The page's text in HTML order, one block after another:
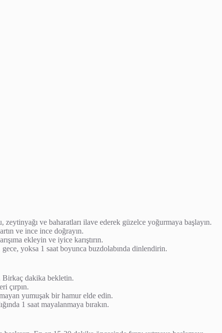
zeytinyağı ve baharatları ilave ederek güzelce yoğurmaya başlayın.
ve ince ince doğrayın.
ekleyin ve iyice karıştırın.
yoksa 1 saat boyunca buzdolabında dinlendirin.
Birkaç dakika bekletin.
çırpın.
yumuşak bir hamur elde edin.
1 saat mayalanmaya bırakın.